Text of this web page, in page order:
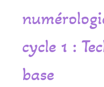
cycle 1 :
base